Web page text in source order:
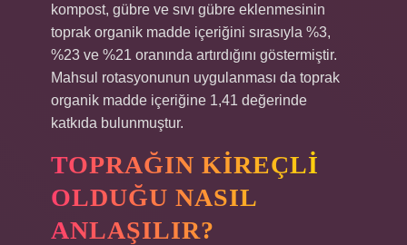
kompost, gübre ve sıvı gübre eklenmesinin
toprak organik madde içeriğini sırasıyla %3,
%23 ve %21 oranında artırdığını göstermiştir.
Mahsul rotasyonunun uygulanması da toprak
organik madde içeriğine 1,41 değerinde
katkıda bulunmuştur.
TOPRAĞIN KIREÇLI
OLDUĞU NASIL
ANLAŞILIR?